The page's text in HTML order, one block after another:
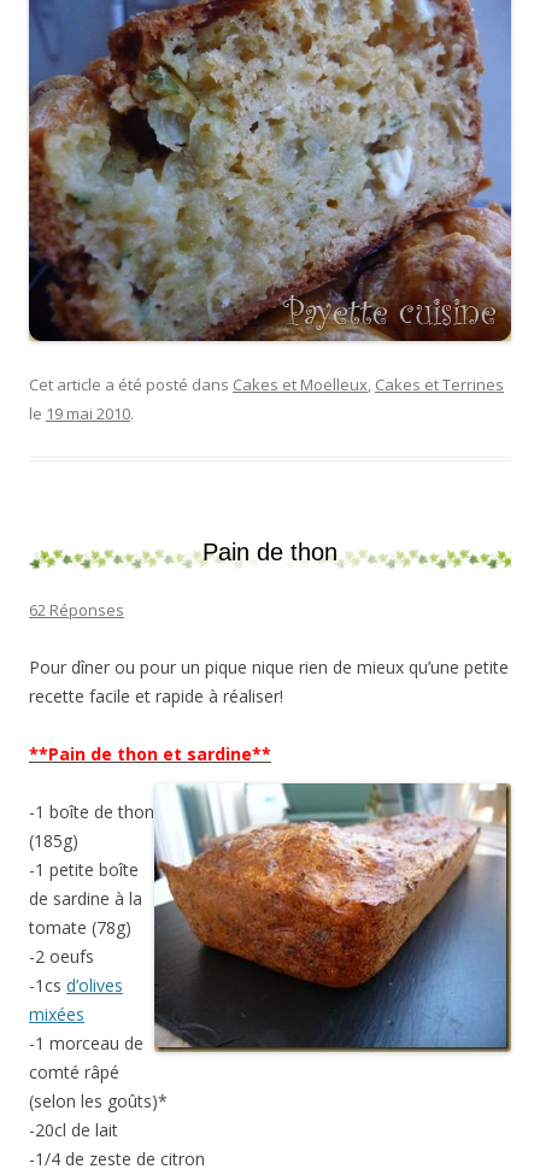
Cet article a été posté dans Cakes et Moelleux, Cakes et Terrines
le 19 mai 2010.
Pain de thon
62 Réponses
Pour dîner ou pour un pique nique rien de mieux qu’une petite
recette facile et rapide à réaliser!
**Pain de thon et sardine**
-1 boîte de thon
(185g)
-1 petite boîte
de sardine à la
tomate (78g)
-2 oeufs
-1cs d’olives
mixées
-1 morceau de
comté râpé
(selon les goûts)*
-20cl de lait
-1/4 de zeste de citron